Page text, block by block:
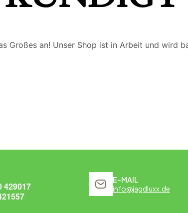
Großes an! Unser Shop ist in Arbeit und wird
429017
E-MAIL
info@jagdluxx.de